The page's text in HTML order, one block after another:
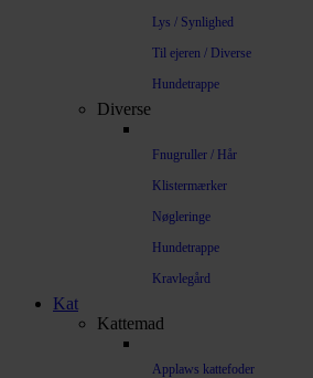
Lys / Synlighed
Til ejeren / Diverse
Hundetrappe
Diverse
Fnugruller / Hår
Klistermærker
Nøgleringe
Hundetrappe
Kravlegård
Kat
Kattemad
Applaws kattefoder